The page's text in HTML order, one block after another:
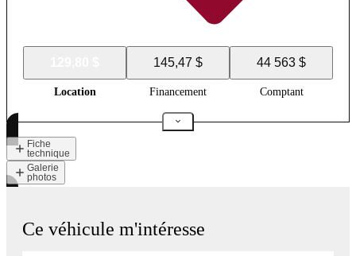
145,47 $ 44 563 $
Location Financement Comptant
Fiche
technique
Galerie
photos
Ce véhicule m'intéresse